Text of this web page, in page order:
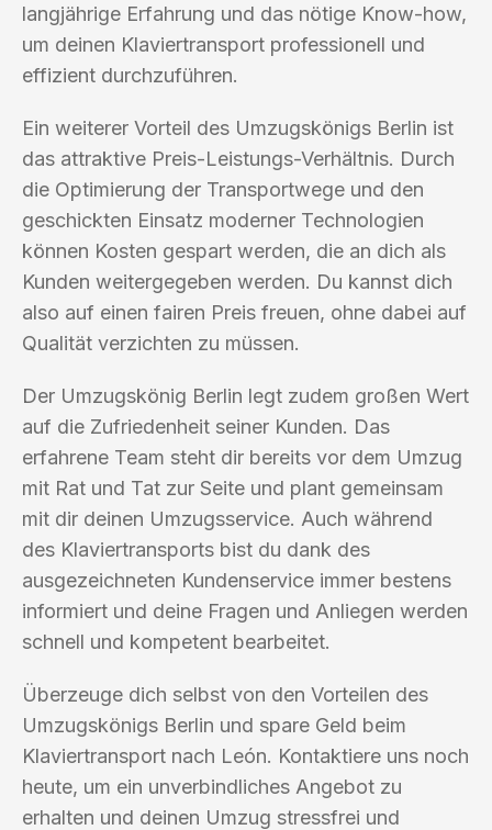
langjährige Erfahrung und das nötige Know-how,
um deinen Klaviertransport professionell und
effizient durchzuführen.
Ein weiterer Vorteil des Umzugskönigs Berlin ist
das attraktive Preis-Leistungs-Verhältnis. Durch
die Optimierung der Transportwege und den
geschickten Einsatz moderner Technologien
können Kosten gespart werden, die an dich als
Kunden weitergegeben werden. Du kannst dich
also auf einen fairen Preis freuen, ohne dabei auf
Qualität verzichten zu müssen.
Der Umzugskönig Berlin legt zudem großen Wert
auf die Zufriedenheit seiner Kunden. Das
erfahrene Team steht dir bereits vor dem Umzug
mit Rat und Tat zur Seite und plant gemeinsam
mit dir deinen Umzugsservice. Auch während
des Klaviertransports bist du dank des
ausgezeichneten Kundenservice immer bestens
informiert und deine Fragen und Anliegen werden
schnell und kompetent bearbeitet.
Überzeuge dich selbst von den Vorteilen des
Umzugskönigs Berlin und spare Geld beim
Klaviertransport nach León. Kontaktiere uns noch
heute, um ein unverbindliches Angebot zu
erhalten und deinen Umzug stressfrei und